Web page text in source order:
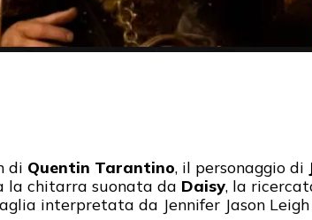
di Quentin Tarantino, il personaggio di
la chitarra suonata da Daisy, la
interpretata da Jennifer Jason Leigh